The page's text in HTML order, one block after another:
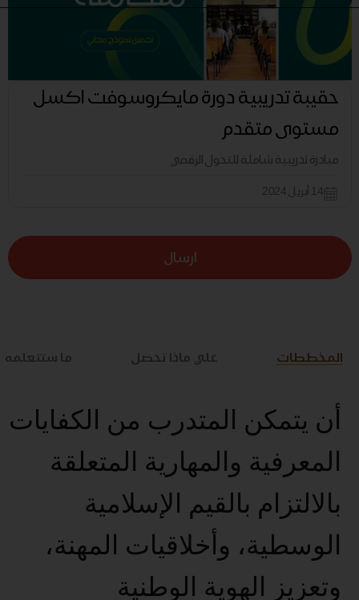
حقيبة تدريبية دورة مايكروسوفت اكسل
مستوى متقدم
مبادرة تدريبية شاملة للتحول الرقمي
14 أبريل 2024
ارسال
المخططات علي ماذا تحصل ما ستتعلمه
أن يتمكن المتدرب من الكفايات
المعرفية والمهارية المتعلقة
بالالتزام بالقيم الإسلامية
الوسطية، وأخلاقيات المهنة،
وتعزيز الهوية الوطنية